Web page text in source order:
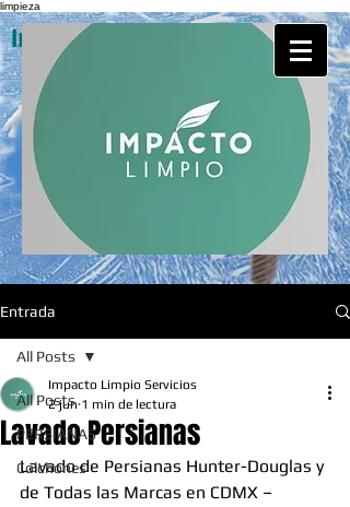
limpieza
Impacto Limpio Servicios
Entrada
All Posts
PERSIANAS
Colchones
All Posts
Lavado Persianas
Impacto Limpio Servicios
2 jun 1 min de lectura
Lavado de Persianas Hunter-Douglas y
de Todas las Marcas en CDMX –